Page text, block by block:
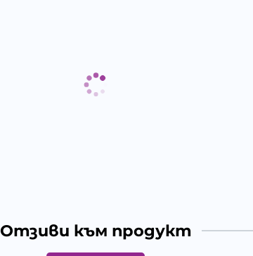
Отзиви към продукт